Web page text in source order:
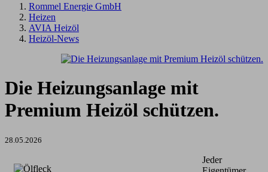
Rommel Energie GmbH
Heizen
AVIA Heizöl
Heizöl-News
Die Heizungsanlage mit
Premium Heizöl schützen.
28.05.2026
Jeder